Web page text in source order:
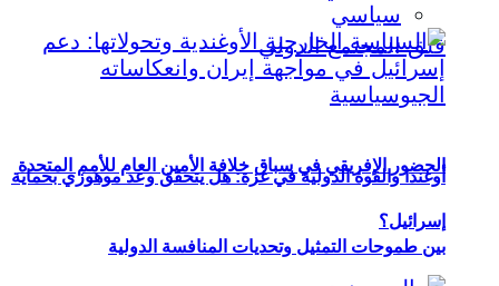
الحضور الإفريقي في سباق خلافة الأمين العام للأمم المتحدة
بين طموحات التمثيل وتحديات المنافسة الدولية
سياسي
أوغندا والقوة الدولية في غزة: هل يتحقق وعد موهوزي بحماية
إسرائيل؟